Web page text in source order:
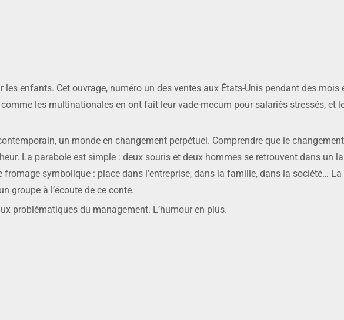
les enfants. Cet ouvrage, numéro un des ventes aux États-Unis pendant des mois
les multinationales en ont fait leur vade-mecum pour salariés stressés, et
un monde en changement perpétuel. Comprendre que le
La parabole est simple : deux souris et deux hommes se retrouvent dans un
symbolique : place dans l’entreprise, dans la famille, dans la société…
groupe à l’écoute de ce conte.
problématiques du management. L’humour en plus.